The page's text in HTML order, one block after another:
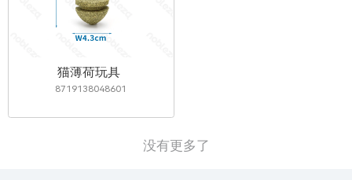
猫薄荷玩具
8719138048601
没有更多了